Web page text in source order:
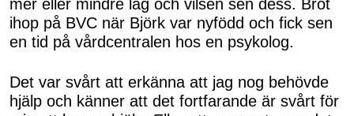
mer eller mindre låg och vilsen sen dess. Bröt
ihop på BVC när Björk var nyfödd och fick sen
en tid på vårdcentralen hos en psykolog.
Det var svårt att erkänna att jag nog behövde
hjälp och känner att det fortfarande är svårt för